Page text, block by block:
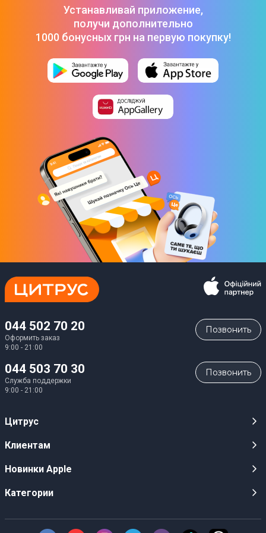
Набор (2 шт) магнитных решеток для лотков PETKIT
P99022-549 ₴
Устанавливай приложение,
получи дополнительно
1000 бонусных грн на первую покупку!
044 502 70 20
Оформить заказ
9:00 - 21:00
Позвонить
044 503 70 30
Служба поддержки
9:00 - 21:00
Позвонить
Цитрус
Карьера
Оптовым клиентам
Клиентам
Публичные оферты
Инструкции и прошивки
Новинки Apple
iPhone 17
Категории